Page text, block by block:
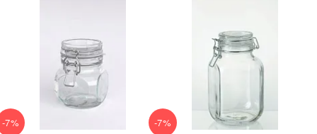
-7% -7%